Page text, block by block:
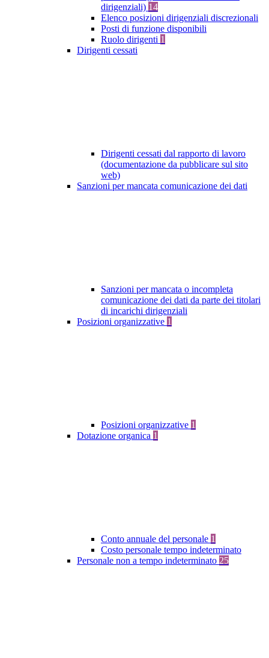
dirigenziali) 14
Elenco posizioni dirigenziali discrezionali
Posti di funzione disponibili
Ruolo dirigenti 1
Dirigenti cessati
Dirigenti cessati dal rapporto di lavoro
(documentazione da pubblicare sul sito
web)
Sanzioni per mancata comunicazione dei dati
Sanzioni per mancata o incompleta
comunicazione dei dati da parte dei titolari
di incarichi dirigenziali
Posizioni organizzative 1
Posizioni organizzative 1
Dotazione organica 1
Conto annuale del personale 1
Costo personale tempo indeterminato
Personale non a tempo indeterminato 25